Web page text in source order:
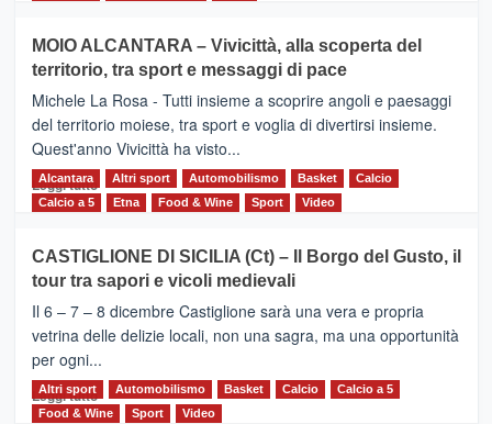
Torna
la
Supermaratona
dell’Etna
MOIO ALCANTARA – Vivicittà, alla scoperta del
territorio, tra sport e messaggi di pace
Michele La Rosa - Tutti insieme a scoprire angoli e paesaggi
del territorio moiese, tra sport e voglia di divertirsi insieme.
Quest'anno Vivicittà ha visto...
Leggi tutto Leggi
MOIO
ALCANTARA
–
Vivicittà,
alla
scoperta
del
territorio,
Alcantara Altri sport Automobilismo Basket
Calcio
Calcio a 5
Etna Food & Wine Sport Video
CASTIGLIONE DI SICILIA (Ct) – Il Borgo del Gusto, il
tour tra sapori e vicoli medievali
Il 6 – 7 – 8 dicembre Castiglione sarà una vera e propria
vetrina delle delizie locali, non una sagra, ma una opportunità
per ogni...
Leggi tuttoLeggi
di
Altri sport Automobilismo Basket Calcio
Calcio a 5
Food & Wine
Sport Video